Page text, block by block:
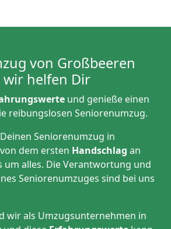
von Großbeeren
wir helfen Dir
und genieße einen
reibungslosen Seniorenumzug.
Seniorenumzug in
dem ersten Handschlag an
alles. Die Verantwortung und
Seniorenumzuges sind bei uns
wir als Umzugsunternehmen in